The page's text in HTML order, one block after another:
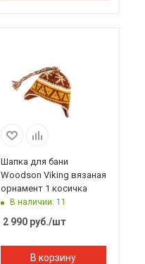
Шапка для бани
Woodson Viking вязаная
орнамент 1 косичка
В наличии: 11
2 990руб./шт
В корзину